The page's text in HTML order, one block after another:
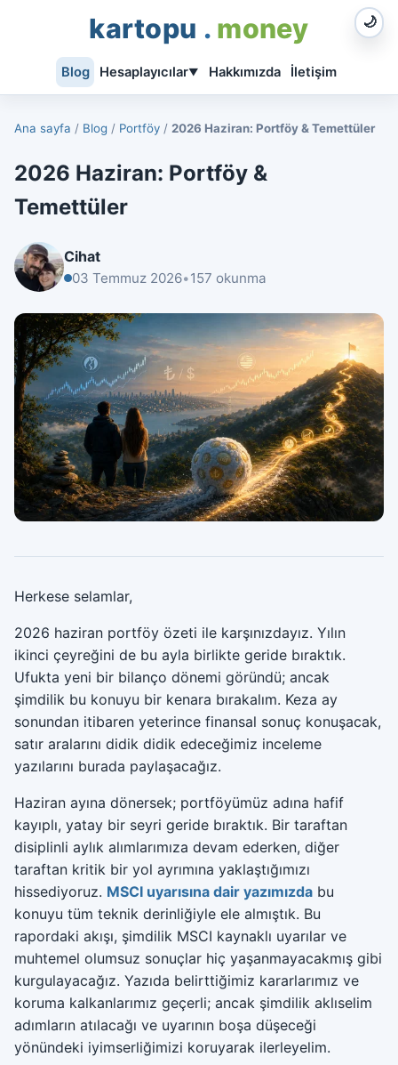
kartopu . money 🌙
Blog Hesaplayıcılar▼ Hakkımızda İletişim
Ana sayfa / Blog / Portföy / 2026 Haziran: Portföy & Temettüler
2026 Haziran: Portföy &
Temettüler
Cihat
03 Temmuz 2026•157 okunma
Herkese selamlar,
2026 haziran portföy özeti ile karşınızdayız. Yılın
ikinci çeyreğini de bu ayla birlikte geride bıraktık.
Ufukta yeni bir bilanço dönemi göründü; ancak
şimdilik bu konuyu bir kenara bırakalım. Keza ay
sonundan itibaren yeterince finansal sonuç konuşacak,
satır aralarını didik didik edeceğimiz inceleme
yazılarını burada paylaşacağız.
Haziran ayına dönersek; portföyümüz adına hafif
kayıplı, yatay bir seyri geride bıraktık. Bir taraftan
disiplinli aylık alımlarımıza devam ederken, diğer
taraftan kritik bir yol ayrımına yaklaştığımızı
hissediyoruz. MSCI uyarısına dair yazımızda bu
konuyu tüm teknik derinliğiyle ele almıştık. Bu
rapordaki akışı, şimdilik MSCI kaynaklı uyarılar ve
muhtemel olumsuz sonuçlar hiç yaşanmayacakmış gibi
kurgulayacağız. Yazıda belirttiğimiz kararlarımız ve
koruma kalkanlarımız geçerli; ancak şimdilik aklıselim
adımların atılacağı ve uyarının boşa düşeceği
yönündeki iyimserliğimizi koruyarak ilerleyelim.